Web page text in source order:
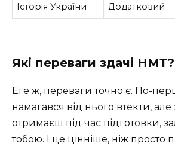
Історія України Додатковий
Які переваги здачі НМТ?
Еге ж, переваги точно є. По-
намагався від нього втекти, але
отримаєш під час підготовки,
тобою. І це цінніше, ніж просто